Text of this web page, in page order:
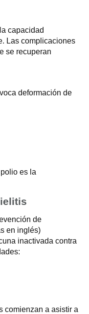
capacidad
Las complicaciones
se recuperan
deformación de
es la
de
en inglés)
inactivada contra
comienzan a asistir a